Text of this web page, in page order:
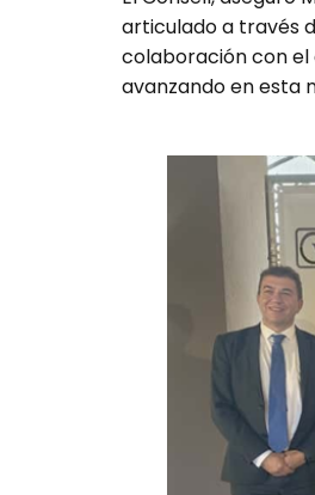
articulado a través
colaboración con el
avanzando en esta